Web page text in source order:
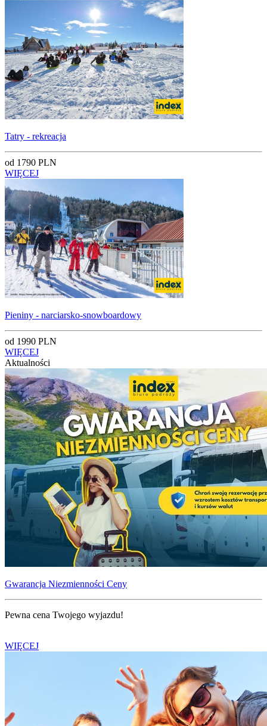
Tatry - rekreacja
od 1790 PLN
WIĘCEJ
Pieniny - narciarsko-snowboardowy
od 1990 PLN
WIĘCEJ
Aktualności
Gwarancja Niezmienności Ceny
Pewna cena Twojego wyjazdu!
WIĘCEJ